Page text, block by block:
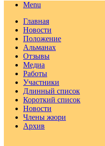
Menu
Главная
Новости
Положение
Альманах
Отзывы
Медиа
Работы
Участники
Длинный список
Короткий список
Новости
Члены жюри
Архив